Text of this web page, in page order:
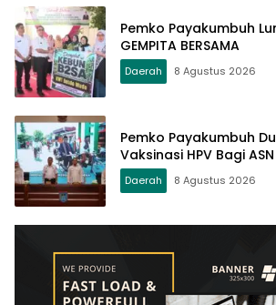
Pemko Payakumbuh
GEMPITA BERSAMA
Daerah 8 Agustus 2026
Pemko Payakumbuh
Vaksinasi HPV Bagi ASN
Daerah 8 Agustus 2026